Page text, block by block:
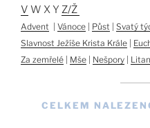
V W X Y Z/Ž
Advent | Vánoce | Půst | Svatý
Slavnost Ježíše Krista Krále |
Za zemřelé | Mše | Nešpory |
CELKEM